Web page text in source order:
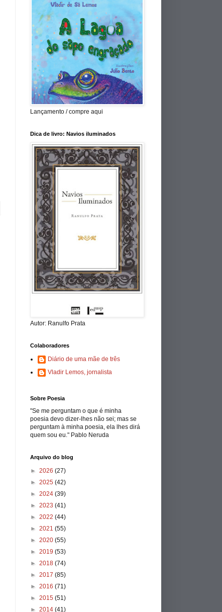
Lançamento / compre aqui
Dica de livro: Navios iluminados
Autor: Ranulfo Prata
Colaboradores
Diário de uma mãe de três
Vladir Lemos, jornalista
Sobre Poesia
"Se me perguntam o que é minha
poesia devo dizer-lhes não sei; mas se
perguntam à minha poesia, ela lhes dirá
quem sou eu." Pablo Neruda
Arquivo do blog
► 2026 (27)
► 2025 (42)
► 2024 (39)
► 2023 (41)
► 2022 (44)
► 2021 (55)
► 2020 (55)
► 2019 (53)
► 2018 (74)
► 2017 (85)
► 2016 (71)
► 2015 (51)
► 2014 (41)